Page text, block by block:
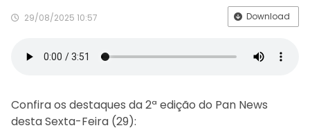
29/08/2025 10:57 Download
Confira os destaques da 2ª edição do Pan News
desta Sexta-Feira (29):